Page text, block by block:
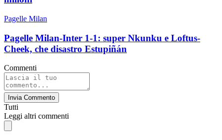
Pagelle Milan
Pagelle Milan-Inter 1-1: super Nkunku e Loftus-
Cheek, che disastro Estupiñán
Commenti
Invia Commento
Tutti
Leggi altri commenti